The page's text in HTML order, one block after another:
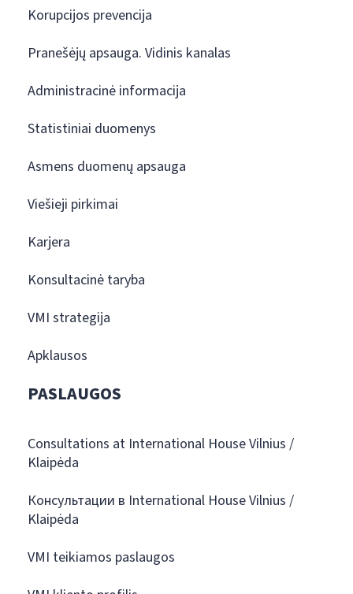
Korupcijos prevencija
Pranešėjų apsauga. Vidinis kanalas
Administracinė informacija
Statistiniai duomenys
Asmens duomenų apsauga
Viešieji pirkimai
Karjera
Konsultacinė taryba
VMI strategija
Apklausos
PASLAUGOS
Consultations at International House Vilnius /
Klaipėda
Консультации в International House Vilnius /
Klaipėda
VMI teikiamos paslaugos